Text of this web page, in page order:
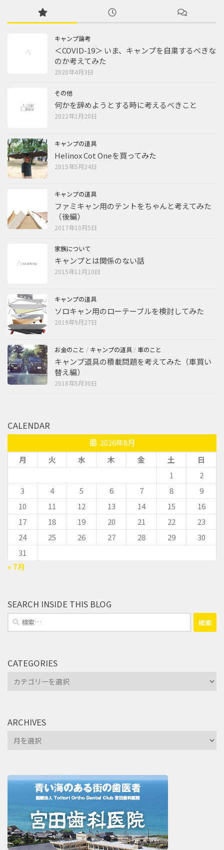
キャンプ論考
＜COVID-19＞ いま、キャンプを自粛するべきな
のか考えてみた
2020年4月3日
その他
何かを辞めようとする時に考えるべきこと
2022年1月20日
キャンプの道具
Helinox Cot Oneを買ってみた
2015年5月24日
キャンプの道具
ファミキャン用のテントをちゃんと考えてみた
（後編）
2017年10月5日
家族について
キャンプとは関係のない話
2015年11月10日
キャンプの道具
ソロキャン用のローテーブルを検討してみた
2019年9月27日
お金のこと / キャンプの道具 / 車のこと
キャンプ道具の積載問題を考えてみた（車買い
替え編）
2018年5月30日
CALENDAR
2026年8月
月
火 水 木 金 土
日
1
2
3
4 5 6 7 8
9
10
11 12 13 14 15
16
17
18 19 20 21 22
23
24
25 26 27 28 29
30
31
« 7月
SEARCH INSIDE THIS BLOG
検
索:
CATEGORIES
Categories
ARCHIVES
Archives